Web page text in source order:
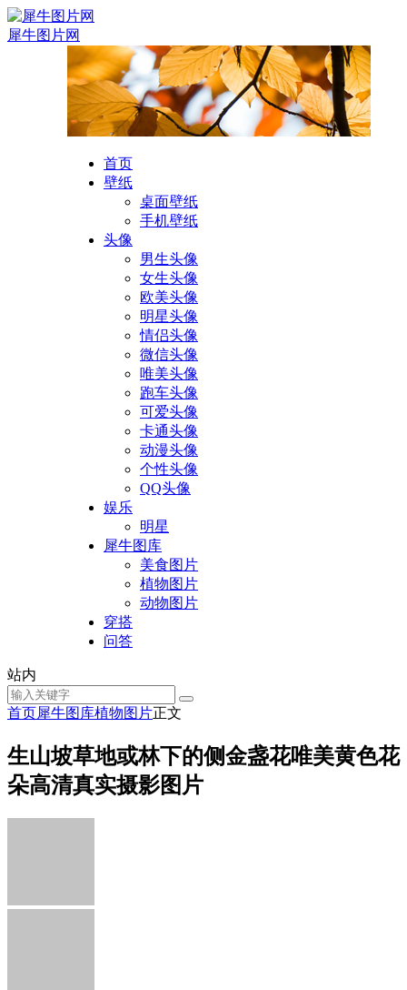
犀牛图片网
首页
壁纸
桌面壁纸
手机壁纸
头像
男生头像
女生头像
欧美头像
明星头像
情侣头像
微信头像
唯美头像
跑车头像
可爱头像
卡通头像
动漫头像
个性头像
QQ头像
娱乐
明星
犀牛图库
美食图片
植物图片
动物图片
穿搭
问答
站内
首页犀牛图库植物图片正文
生山坡草地或林下的侧金盏花唯美黄色花
朵高清真实摄影图片